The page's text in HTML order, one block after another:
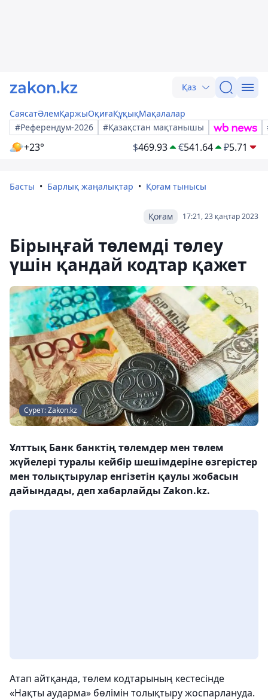
Қаз
СаясатӘлемҚаржыОқиғаҚұқықМақалалар
#Референдум-2026
#Қазақстан мақтанышы
+23° $469.93 €541.64 ₽5.71
Басты Барлық жаңалықтар Қоғам тынысы
17:21, 23 қаңтар 2023
Қоғам
Бірыңғай төлемді төлеу
үшін қандай кодтар қажет
Сурет: Zakon.kz
Ұлттық Банк банктің төлемдер мен төлем
жүйелері туралы кейбір шешімдеріне өзгерістер
мен толықтырулар енгізетін қаулы жобасын
дайындады, деп хабарлайды Zakon.kz.
Атап айтқанда, төлем кодтарының кестесінде
«Нақты аударма» бөлімін толықтыру жоспарлануда.